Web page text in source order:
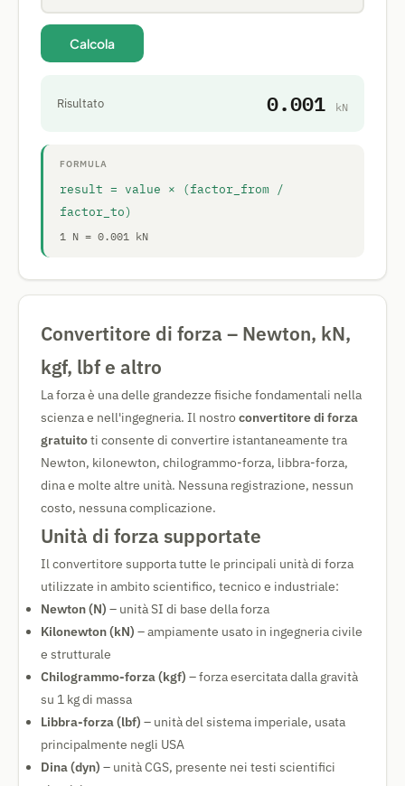
Calcola
Risultato 0.001 kN
FORMULA
result = value × (factor_from /
factor_to)
1 N = 0.001 kN
Convertitore di forza – Newton, kN,
kgf, lbf e altro
La forza è una delle grandezze fisiche fondamentali nella
scienza e nell'ingegneria. Il nostroconvertitore di forza
gratuitoti consente di convertire istantaneamente tra
Newton, kilonewton, chilogrammo-forza, libbra-forza,
dina e molte altre unità. Nessuna registrazione, nessun
costo, nessuna complicazione.
Unità di forza supportate
Il convertitore supporta tutte le principali unità di forza
utilizzate in ambito scientifico, tecnico e industriale:
Newton (N) – unità SI di base della forza
Kilonewton (kN) – ampiamente usato in ingegneria civile
e strutturale
Chilogrammo-forza (kgf) – forza esercitata dalla gravità
su 1 kg di massa
Libbra-forza (lbf) – unità del sistema imperiale, usata
principalmente negli USA
Dina (dyn) – unità CGS, presente nei testi scientifici